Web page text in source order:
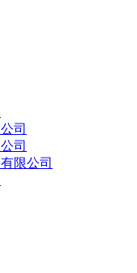
司
司
限公司